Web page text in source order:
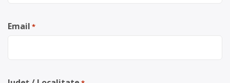
Email *